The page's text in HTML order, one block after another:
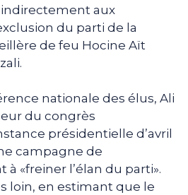
indirectement aux
du parti de la
de feu Hocine Aït
nationale des élus, Ali
du congrès
présidentielle d’avril
campagne de
à «freiner l’élan du parti».
loin, en estimant que le